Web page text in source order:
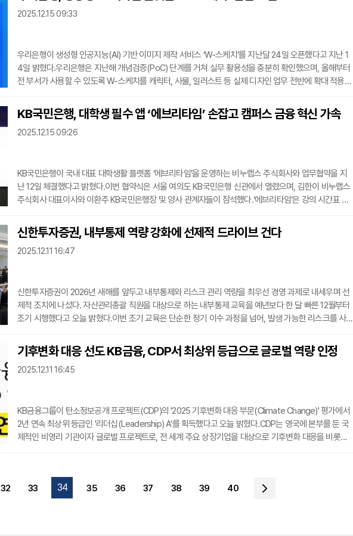
과 ‘유망 신산업
2025.12.15 09:33
우리은행이 생성형 인공지능(AI) 기반 이미지 제작 서비스 ‘W-스케치’를 지난달 24일 오픈했다고 지난 1
4일 밝혔다.우리은행은 지난해 개념검증(PoC) 단계를 거쳐 실무 활용성을 충분히 확인했으며, 올해부터
전 부서가 사용할 수 있도록 W-스케치를 캐릭터, 사물, 일러스트 등 실제 디자인 업무 전반에 확대 적용했
히 우리금융그룹의 대표 캐릭터인 ‘위비(WeBee)’가 실무 콘텐츠에 바로 활용 가능할 정도로 정교하게 구
현된 것이 특징이다.이번 AI 도입으로 보고서, 영업점 마케팅 안내, SNS 콘텐츠 등 다양한 시각자료 생산
속도가 크
KB국민은행, 대학생 필수 앱 ‘에브리타임’ 손잡고 캠퍼스 금융 혁신 가속
2025.12.15 09:26
KB국민은행이 국내 대표 대학생활 플랫폼 ‘에브리타임’을 운영하는 비누랩스 주식회사와 업무협약을 지
난 12일 체결했다고 밝혔다.이번 협약식은 서울 여의도 KB국민은행 신관에서 열렸으며, 김한이 비누랩스
주식회사 대표이사와 이환주 KB국민은행장 및 양사 관계자들이 참석했다.‘에브리타임’은 강의 시간표 작
U) 290만 명을 보유한 플랫폼이다. 특히, 전국 377개 대학 캠퍼스와 제휴를 맺으며 ‘대학생 필수 앱’으로
확고히 자리매김했다.양사는 이번 협력을 통해 대학생을 위한 제휴 상품 및 서비스 출시, 금융·비금융 제휴
콘텐츠
신한투자증권, 내부통제 역량 강화에 선제적 드라이브 건다
2025.12.11 16:47
신한투자증권이 2026년 새해를 앞두고 내부통제와 리스크 관리 역량을 최우선 경영 과제로 내세우며 선
제적 조치에 나섰다. 자산관리총괄 직원을 대상으로 하는 내부통제 교육을 예년보다 한 달 빠른 12월부터
조기 시행했다고 오늘 밝혔다.이번 조기 교육은 단순한 정기 이수 과정을 넘어, 발생 가능한 리스크를 사전
교육은 본부장 및 지점장을 대상으로 한 첫 교육(지난 4일 진행)을 시작으로, 12월 5일부터 10일까지 5일
간 자산관리총괄 직원들에게 집중적으로 이어졌다. 교육 과정은 금융소비자보호, 컴플라이언스(준법감
시), 정보보안
기후변화 대응 선도 KB금융, CDP서 최상위 등급으로 글로벌 역량 인정
2025.12.11 16:45
KB금융그룹이 탄소정보공개 프로젝트(CDP)의 '2025 기후변화 대응 부문(Climate Change)' 평가에서
2년 연속 최상위 등급인 '리더십(Leadership) A'를 획득했다고 오늘 밝혔다.CDP는 영국에 본부를 둔 국
제적인 비영리 기관이자 글로벌 프로젝트로, 전 세계 주요 상장기업을 대상으로 기후변화 대응을 비롯한
표다.KB금융그룹은 2년 연속 Leadership A 등급 획득을 통해 기후 위기 대응을 위한 확고한 노력과 역량
을 대외적으로 공인받
32 33 34 35 36 37 38 39 40